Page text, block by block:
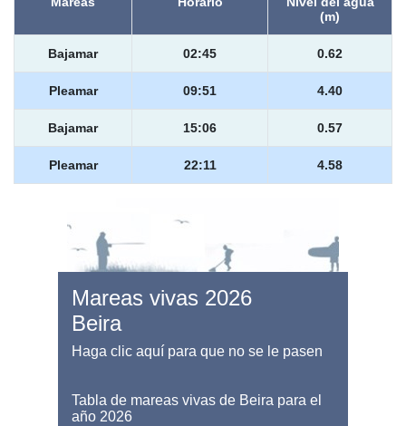
(m)
Bajamar 02:45 0.62
Pleamar 09:51 4.40
Bajamar 15:06 0.57
Pleamar 22:11 4.58
Mareas vivas 2026
Beira
Haga clic aquí para que no se le pasen
Tabla de mareas vivas de Beira para el
año 2026